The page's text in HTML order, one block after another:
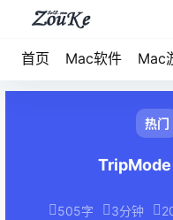
首页 Mac软件 Mac
热门
505字 3分钟